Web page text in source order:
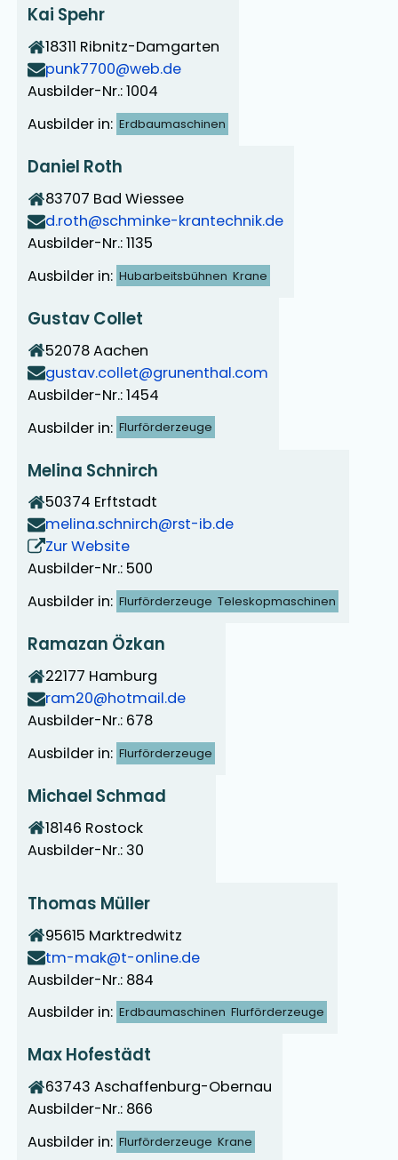
Kai Spehr
18311 Ribnitz-Damgarten
punk7700@web.de
Ausbilder-Nr.: 1004
Ausbilder in: Erdbaumaschinen
Daniel Roth
83707 Bad Wiessee
d.roth@schminke-krantechnik.de
Ausbilder-Nr.: 1135
Ausbilder in: Hubarbeitsbühnen Krane
Gustav Collet
52078Aachen
gustav.collet@grunenthal.com
Ausbilder-Nr.: 1454
Ausbilder in: Flurförderzeuge
Melina Schnirch
50374 Erftstadt
melina.schnirch@rst-ib.de
Zur Website
Ausbilder-Nr.: 500
Ausbilder in: Flurförderzeuge Teleskopmaschinen
Ramazan Özkan
22177 Hamburg
ram20@hotmail.de
Ausbilder-Nr.: 678
Ausbilder in: Flurförderzeuge
Michael Schmad
18146 Rostock
Ausbilder-Nr.: 30
Thomas Müller
95615 Marktredwitz
tm-mak@t-online.de
Ausbilder-Nr.: 884
Ausbilder in: Erdbaumaschinen Flurförderzeuge
Max Hofestädt
63743 Aschaffenburg-Obernau
Ausbilder-Nr.: 866
Ausbilder in: Flurförderzeuge Krane